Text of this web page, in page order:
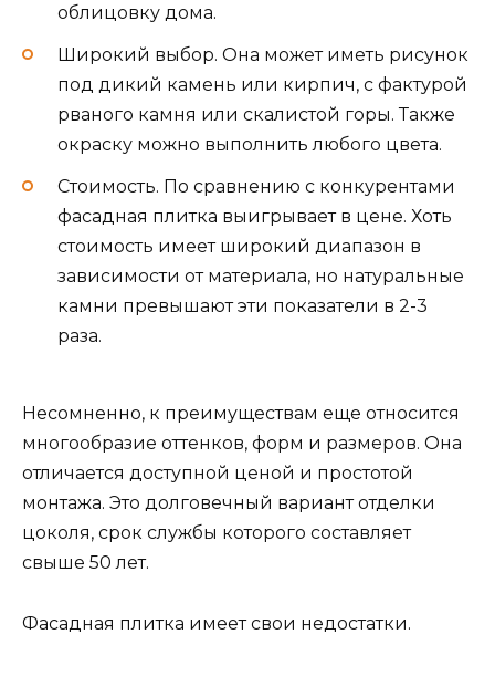
облицовку дома.
Широкий выбор. Она может иметь рисунок
под дикий камень или кирпич, с фактурой
рваного камня или скалистой горы. Также
окраску можно выполнить любого цвета.
Стоимость. По сравнению с конкурентами
фасадная плитка выигрывает в цене. Хоть
стоимость имеет широкий диапазон в
зависимости от материала, но натуральные
камни превышают эти показатели в 2-3
раза.
Несомненно, к преимуществам еще относится
многообразие оттенков, форм и размеров. Она
отличается доступной ценой и простотой
монтажа. Это долговечный вариант отделки
цоколя, срок службы которого составляет
свыше 50 лет.
Фасадная плитка имеет свои недостатки.